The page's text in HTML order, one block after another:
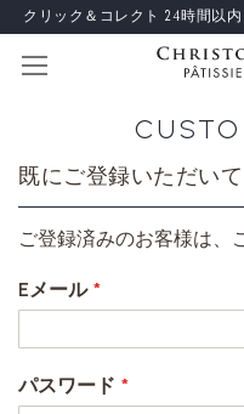
クリック＆コレクト 24時間以
既にご登録いただい
ご登録済みのお客様は、
Eメール
パスワード